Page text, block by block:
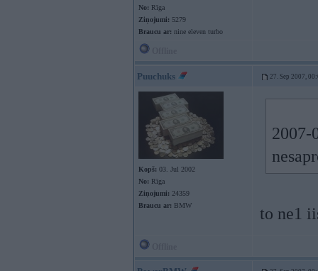
No: Rīga
Ziņojumi: 5279
Braucu ar: nine eleven turbo
Puuchuks 27. Sep 2007,
Kopš: 03. Jul 2002
No: Rīga
Ziņojumi: 24359
Braucu ar: BMW
2007-
to ne1